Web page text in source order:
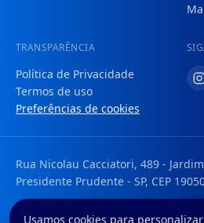
TRANSPARÊNCIA
Política de Privacidade
Termos de uso
Preferências de cookies
Rua Nicolau Cacciatori, 489 -
Presidente Prudente - SP, CEP
Tem uma dúvida ou sugestão?
Usamos cookies para